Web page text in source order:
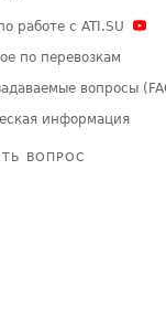
работе с ATI.SU
по перевозкам
вопросы
информация
ВОПРОС